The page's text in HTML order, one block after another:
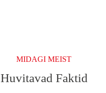
MIDAGI MEIST
Huvitavad Faktid